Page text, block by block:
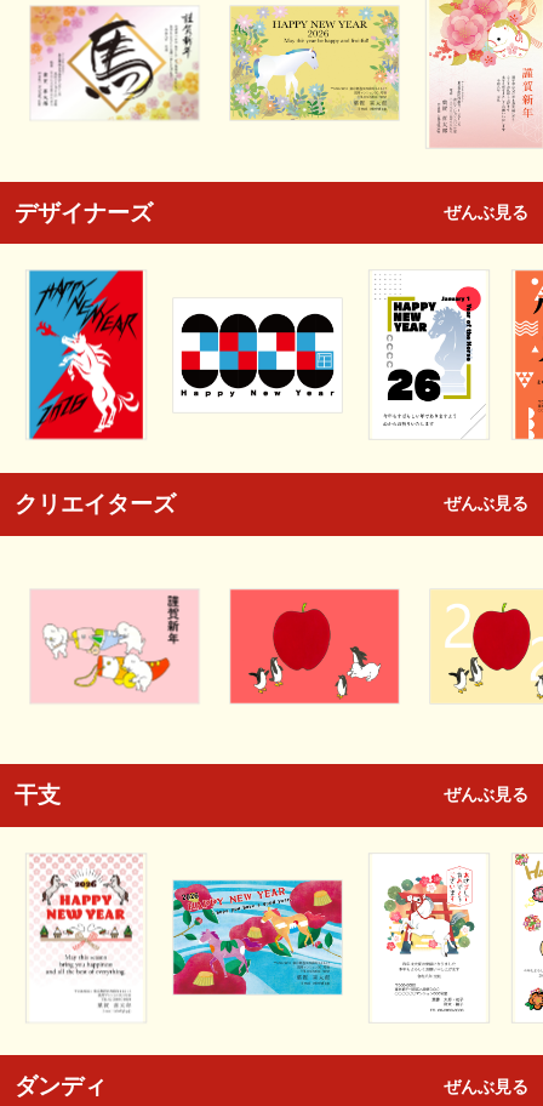
デザイナーズ ぜんぶ見る
クリエイターズ ぜんぶ見る
干支 ぜんぶ見る
ダンディ ぜんぶ見る